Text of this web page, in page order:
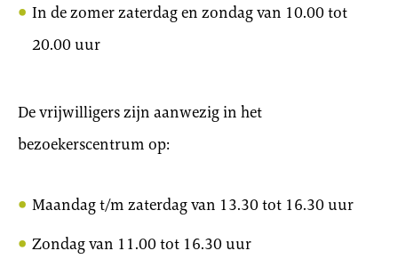
In de zomer zaterdag en zondag van 10.00 tot
20.00 uur
De vrijwilligers zijn aanwezig in het
bezoekerscentrum op:
Maandag t/m zaterdag van 13.30 tot 16.30 uur
Zondag van 11.00 tot 16.30 uur